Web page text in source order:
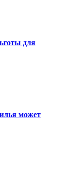
для
может